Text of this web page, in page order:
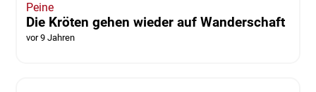
Peine
Die Kröten gehen wieder auf Wanderschaft
vor 9 Jahren